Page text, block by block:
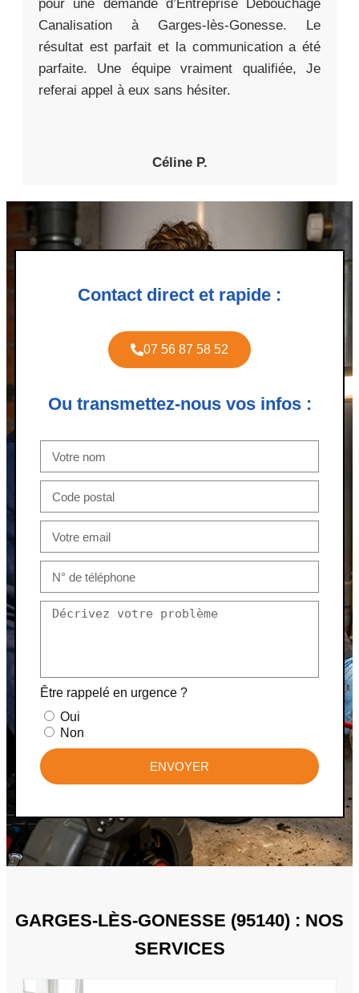
pour une demande d’Entreprise Débouchage
Canalisation à Garges-lès-Gonesse. Le
résultat est parfait et la communication a été
parfaite. Une équipe vraiment qualifiée, Je
referai appel à eux sans hésiter.
Céline P.
Contact direct et rapide :
07 56 87 58 52
Ou transmettez-nous vos infos :
Être rappelé en urgence ?
Oui
Non
ENVOYER
GARGES-LÈS-GONESSE (95140) : NOS
SERVICES